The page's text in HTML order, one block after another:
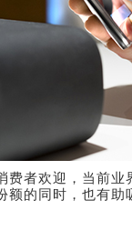
费者欢迎，当前
的同时，也有助